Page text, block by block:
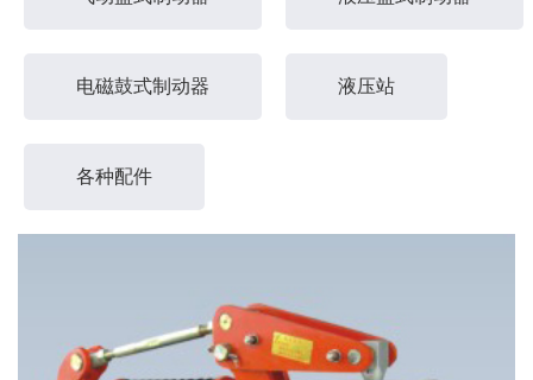
电磁鼓式制动器 液压站
各种配件